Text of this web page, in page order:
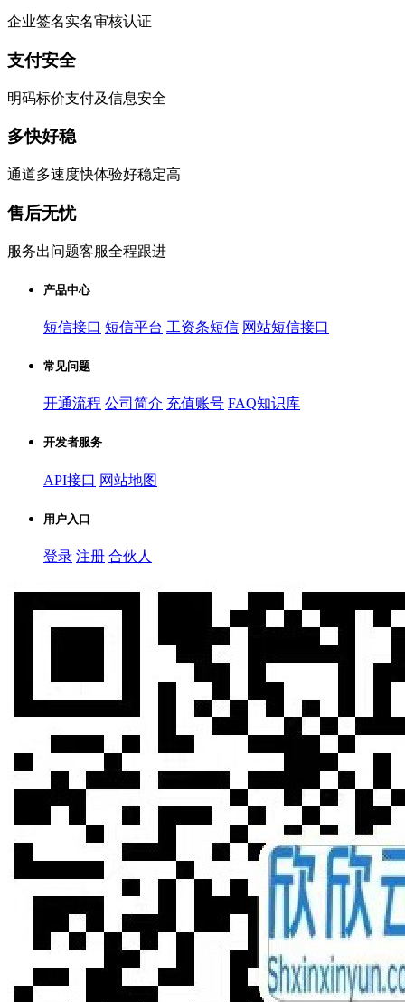
企业签名实名审核认证
支付安全
明码标价支付及信息安全
多快好稳
通道多速度快体验好稳定高
售后无忧
服务出问题客服全程跟进
产品中心
短信接口 短信平台 工资条短信 网站短信接口
常见问题
开通流程 公司简介 充值账号 FAQ知识库
开发者服务
API接口 网站地图
用户入口
登录 注册 合伙人